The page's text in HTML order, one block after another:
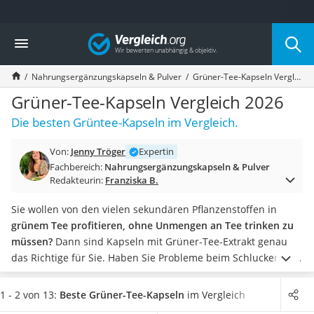
Die beliebtesten Vergleiche nach Kategorie
Drogerie
Inhalator
Haarschneider
Rollator
Braun Rasierer
Katzenklappe (Chip)
Masturbator
Massagepistole
Reisehaartrockner
Eiweißpulver
Magnesiumpräparat
Katzenklappe
Nackenmassagegerät
Zeckenschutz Katze
Vergleich
Nahrungsergänzungskapseln & Pulver Grüner-Tee-Kapseln Vergleich 2026
Grüner-Tee-Kapseln Vergleich 2026
Die besten Grüntee-Kapseln im Vergleich.
Von: Jenny Tröger
Expertin
Fachbereich: Nahrungsergänzungskapseln & Pulver
Redakteurin: Franziska B.
Sie wollen von den vielen sekundären Pflanzenstoffen in
grünem Tee profitieren, ohne Unmengen an Tee trinken zu
müssen? Dann sind Kapseln mit Grüner-Tee-Extrakt genau
das Richtige für Sie. Haben Sie Probleme beim Schlucken von
Kapseln? Dann sollten Sie darauf achten, dass Siemöglichst
wenige Kapseln am Tag schluckenmüssen. Praxis-Tests
1 - 2 von 13: Beste Grüner-Tee-Kapseln im Vergleich